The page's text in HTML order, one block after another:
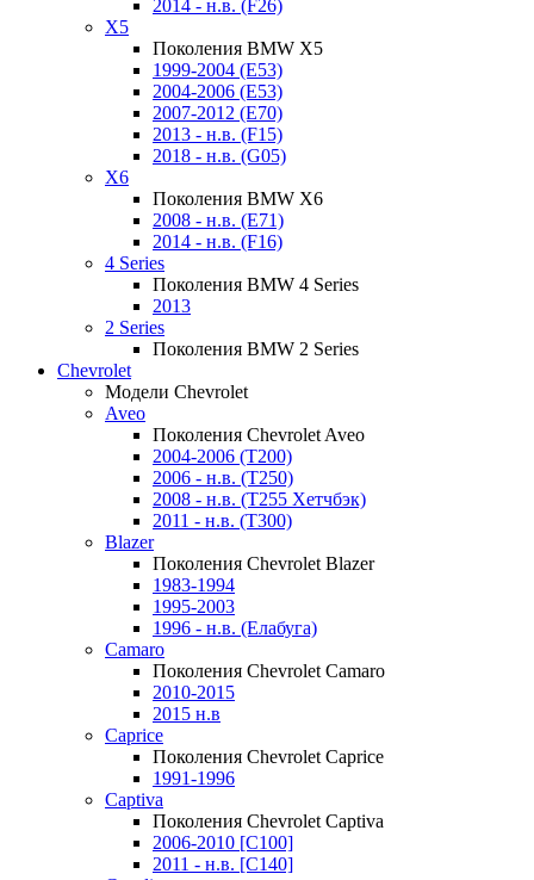
2014 - н.в. (F26)
X5
Поколения BMW X5
1999-2004 (E53)
2004-2006 (E53)
2007-2012 (E70)
2013 - н.в. (F15)
2018 - н.в. (G05)
X6
Поколения BMW X6
2008 - н.в. (E71)
2014 - н.в. (F16)
4 Series
Поколения BMW 4 Series
2013
2 Series
Поколения BMW 2 Series
Chevrolet
Модели Chevrolet
Aveo
Поколения Chevrolet Aveo
2004-2006 (T200)
2006 - н.в. (T250)
2008 - н.в. (T255 Хетчбэк)
2011 - н.в. (Т300)
Blazer
Поколения Chevrolet Blazer
1983-1994
1995-2003
1996 - н.в. (Елабуга)
Camaro
Поколения Chevrolet Camaro
2010-2015
2015 н.в
Caprice
Поколения Chevrolet Caprice
1991-1996
Captiva
Поколения Chevrolet Captiva
2006-2010 [C100]
2011 - н.в. [C140]